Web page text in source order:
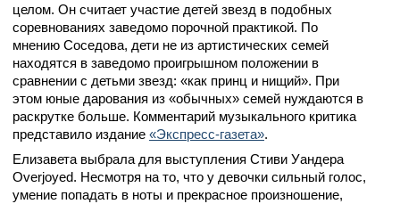
целом. Он считает участие детей звезд в подобных
соревнованиях заведомо порочной практикой. По
мнению Соседова, дети не из артистических семей
находятся в заведомо проигрышном положении в
сравнении с детьми звезд: «как принц и нищий». При
этом юные дарования из «обычных» семей нуждаются в
раскрутке больше. Комментарий музыкального критика
представило издание «Экспресс-газета».
Елизавета выбрала для выступления Стиви Уандера
Overjoyed. Несмотря на то, что у девочки сильный голос,
умение попадать в ноты и прекрасное произношение,